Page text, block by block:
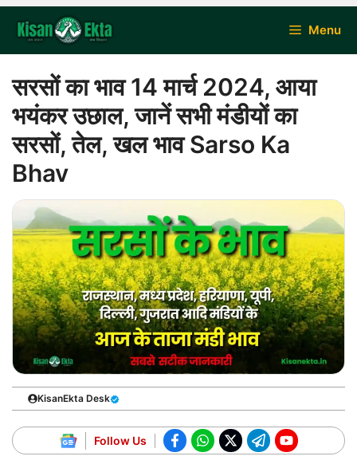
content
Menu
सरसों का भाव 14 मार्च 2024, आया
भयंकर उछाल, जानें सभी मंडीयों का
सरसों, तेल, खल भाव Sarso Ka
Bhav
KisanEkta Desk
Follow Us